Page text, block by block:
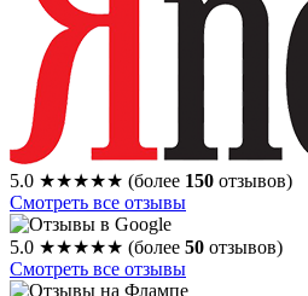
5.0 ★★★★★ (более 150 отзывов)
Смотреть все отзывы
5.0 ★★★★★ (более 50 отзывов)
Смотреть все отзывы